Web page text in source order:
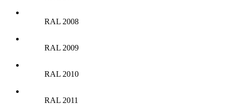
RAL 2008
RAL 2009
RAL 2010
RAL 2011